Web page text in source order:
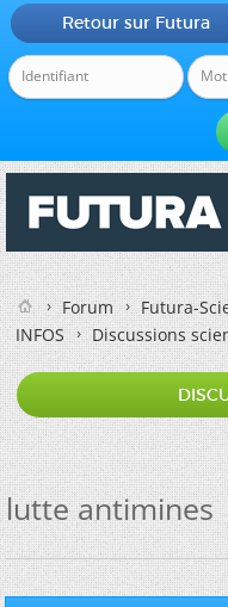
Retour sur Futura
Forum
Futura-
INFOS
Discussions
lutte antimines